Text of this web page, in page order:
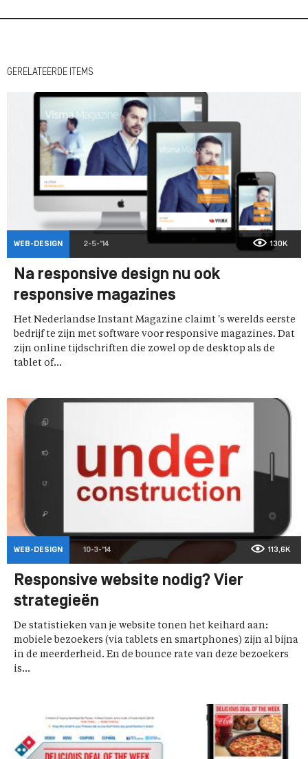
GERELATEERDE ITEMS
WEB-DESIGN 2-5-'14 130K
Na responsive design nu ook
responsive magazines
Het Nederlandse Instant Magazine claimt 's werelds eerste
bedrijf te zijn met software voor responsive magazines. Dat
zijn online tijdschriften die zowel op de desktop als de
tablet of...
WEB-DESIGN 10-3-'14 113,6K
Responsive website nodig? Vier
strategieën
De statistieken van je website tonen het keihard aan:
mobiele bezoekers (via tablets en smartphones) zijn al bijna
in de meerderheid. En de bounce rate van deze bezoekers
is...